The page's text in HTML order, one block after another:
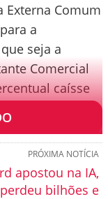
Externa Comum
a
seja a
Comercial
caísse
no exterior.
PRÓXIMA NOTÍCIA
apostou na IA,
perdeu bilhões e